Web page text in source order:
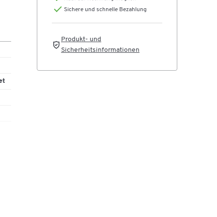
Sichere und schnelle Bezahlung
Produkt- und
Sicherheitsinformationen